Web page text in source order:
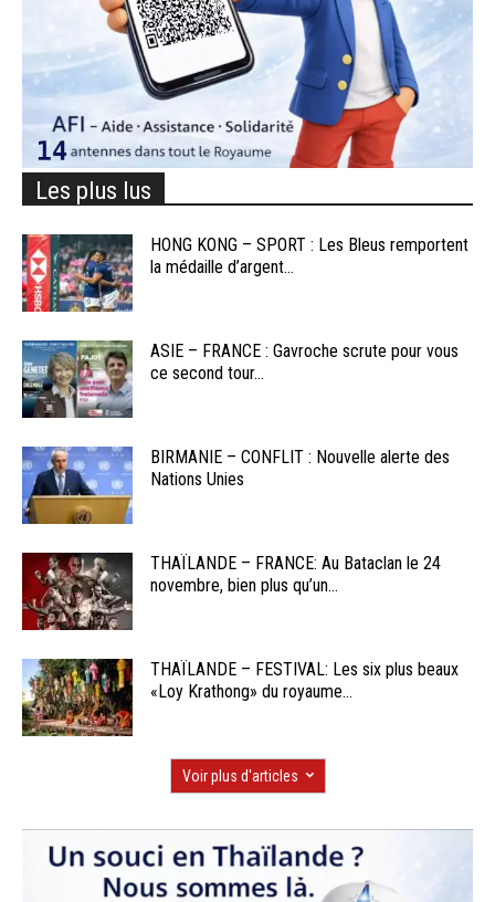
Les plus lus
HONG KONG – SPORT : Les Bleus remportent
la médaille d’argent...
ASIE – FRANCE : Gavroche scrute pour vous
ce second tour...
BIRMANIE – CONFLIT : Nouvelle alerte des
Nations Unies
THAÏLANDE – FRANCE: Au Bataclan le 24
novembre, bien plus qu’un...
THAÏLANDE – FESTIVAL: Les six plus beaux
«Loy Krathong» du royaume...
Voir plus d'articles